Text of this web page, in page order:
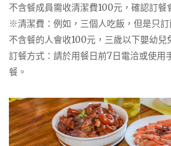
不含餐成員需收清潔費100元，確認訂餐
※清潔費：例如，三個人吃飯，但是只
不含餐的人會收100元，三歲以下嬰幼兒
訂餐方式：請於用餐日前7日電洽或使用
餐。